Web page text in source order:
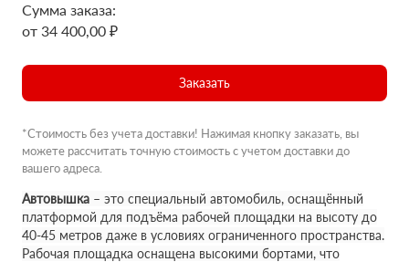
Сумма заказа:
от 34 400,00 ₽
Заказать
*Стоимость без учета доставки! Нажимая кнопку заказать, вы
можете рассчитать точную стоимость с учетом доставки до
вашего адреса.
Автовышка – это специальный автомобиль, оснащённый
платформой для подъёма рабочей площадки на высоту до
40-45 метров даже в условиях ограниченного пространства.
Рабочая площадка оснащена высокими бортами, что